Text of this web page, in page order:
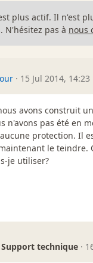
plus actif. Il n'est
N'hésitez pas à nous
· 15 Jul 2014, 14:23
avons construit
n'avons pas été en
protection. Il
le teindre.
je utiliser?
Support technique ·